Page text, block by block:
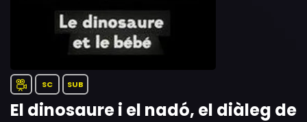
SC SUB
El dinosaure i el nadó, el diàleg de